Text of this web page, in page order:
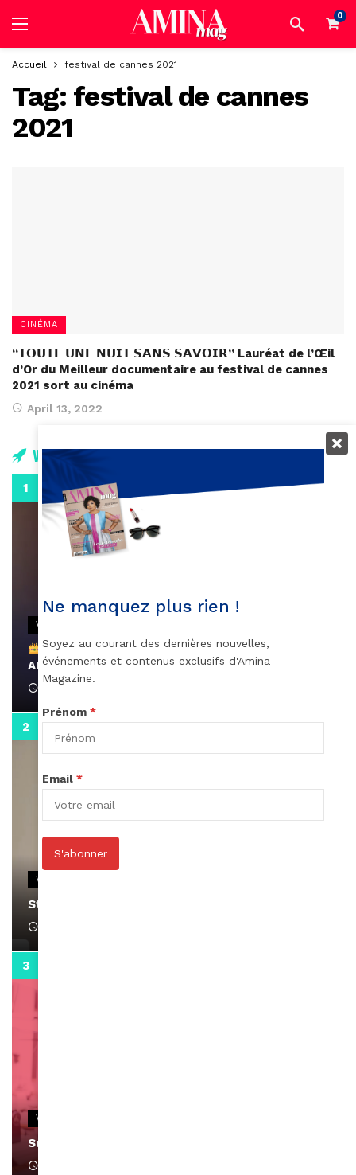
0
Accueil festival de cannes 2021
Tag: festival de cannes
2021
CINÉMA
“𝗧𝗢𝗨𝗧𝗘 𝗨𝗡𝗘 𝗡𝗨𝗜𝗧 𝗦𝗔𝗡𝗦 𝗦𝗔𝗩𝗢𝗜𝗥” Lauréat de l’Œil
d’Or du Meilleur documentaire au festival de cannes
2021 sort au cinéma
April 13, 2022
Vidéos
0:29
VIDEOS
Remerciements à Ayden pour son message sur
AMINA, le Magazine de la Femme
April 1, 2022
VIDEOS
Stacy passe un message
VIDEOS
Support Black Business Wee-kend
Ne manquez plus rien !
Soyez au courant des dernières nouvelles,
événements et contenus exclusifs d'Amina
Magazine.
Prénom *
Email *
S'abonner